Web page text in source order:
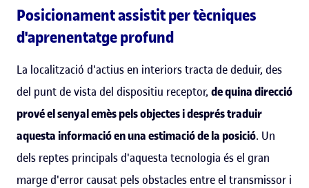
Posicionament assistit per tècniques
d'aprenentatge profund
La localització d'actius en interiors tracta de deduir, des
del punt de vista del dispositiu receptor, de quina direcció
prové el senyal emès pels objectes i després traduir
aquesta informació en una estimació de la posició. Un
dels reptes principals d'aquesta tecnologia és el gran
marge d'error causat pels obstacles entre el transmissor i